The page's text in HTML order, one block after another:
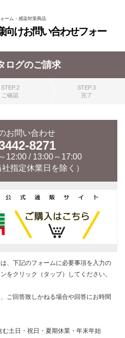
ーム・感染対策商品
向けお問い合わせフォー
ログのご請求
STEP.2
ご確認
STEP.3
完了
お問い合わせ
8271
12:00 / 13:00～17:00
指定休業日を除く）
、下記のフォームに必要事項を入力の
をクリック（タップ）してください。
ご回答致しかねる場合や回答にお時間
土日・祝日・夏期休業・年末年始